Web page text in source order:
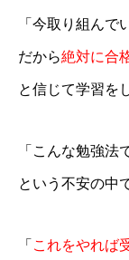
「今取り組んで
だから絶対に合
と信じて学習を
「こんな勉強法
という不安の中
「 これをやれば